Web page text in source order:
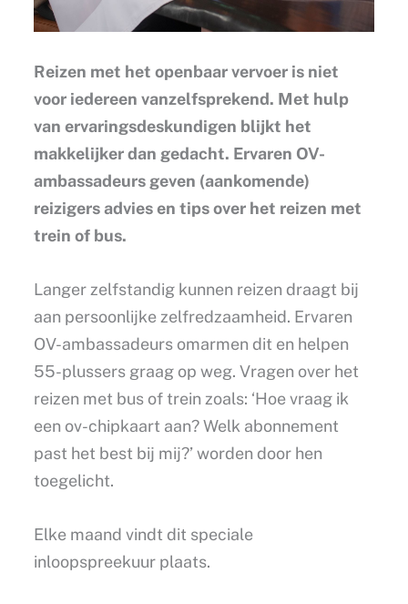
Reizen met het openbaar vervoer is niet
voor iedereen vanzelfsprekend. Met hulp
van ervaringsdeskundigen blijkt het
makkelijker dan gedacht. Ervaren OV-
ambassadeurs geven (aankomende)
reizigers advies en tips over het reizen met
trein of bus.
Langer zelfstandig kunnen reizen draagt bij
aan persoonlijke zelfredzaamheid. Ervaren
OV-ambassadeurs omarmen dit en helpen
55-plussers graag op weg. Vragen over het
reizen met bus of trein zoals: ‘Hoe vraag ik
een ov-chipkaart aan? Welk abonnement
past het best bij mij?’ worden door hen
toegelicht.
Elke maand vindt dit speciale
inloopspreekuur plaats.